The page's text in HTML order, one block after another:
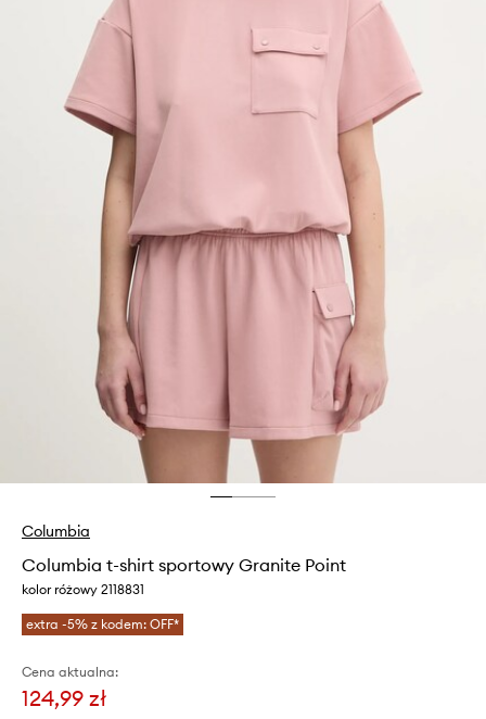
Columbia
Columbia t-shirt sportowy Granite Point
kolor różowy 2118831
extra -5% z kodem: OFF*
Cena aktualna:
124,99 zł